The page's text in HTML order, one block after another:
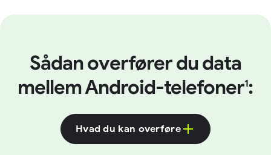
Sådan overfører du data
mellem Android-telefoner1:
Hvad du kan overføre